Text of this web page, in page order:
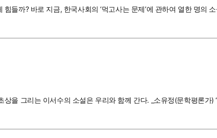
들까? 바로 지금, 한국사회의 ‘먹고사는 문제’에 관하여 열한 명의
을 그리는 이서수의 소설은 우리와 함께 간다. _소유정(문학평론